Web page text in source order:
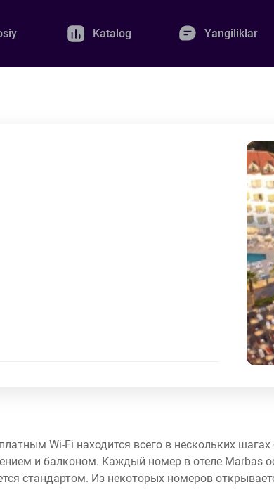
Katalog Yangiliklar
Wi-Fi находится всего в нескольких
и балконом. Каждый номер в отеле Marbas
стандартом. Из некоторых номеров